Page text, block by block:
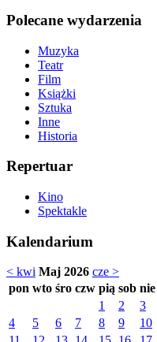
Polecane wydarzenia
Muzyka
Teatr
Film
Książki
Sztuka
Inne
Historia
Repertuar
Kino
Spektakle
Kalendarium
< kwi Maj 2026 cze >
pon wto śro czw pią sob nie
1
2
3
4
5 6 7 8 9
10